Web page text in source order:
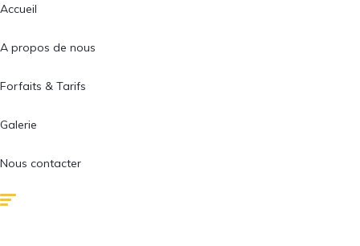
Accueil
A propos de nous
Forfaits & Tarifs
Galerie
Nous contacter